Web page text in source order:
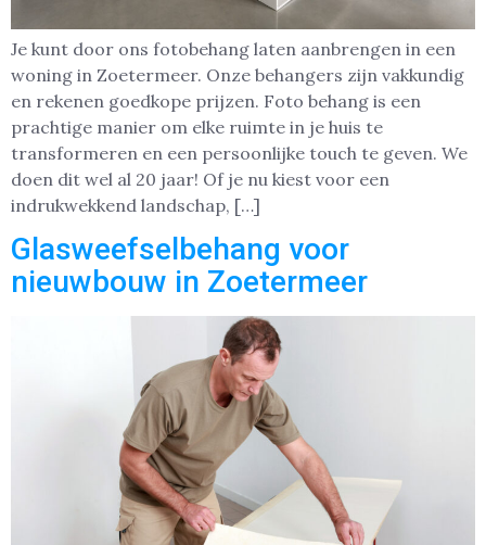
Je kunt door ons fotobehang laten aanbrengen in een
woning in Zoetermeer. Onze behangers zijn vakkundig
en rekenen goedkope prijzen. Foto behang is een
prachtige manier om elke ruimte in je huis te
transformeren en een persoonlijke touch te geven. We
doen dit wel al 20 jaar! Of je nu kiest voor een
indrukwekkend landschap, […]
Glasweefselbehang voor
nieuwbouw in Zoetermeer